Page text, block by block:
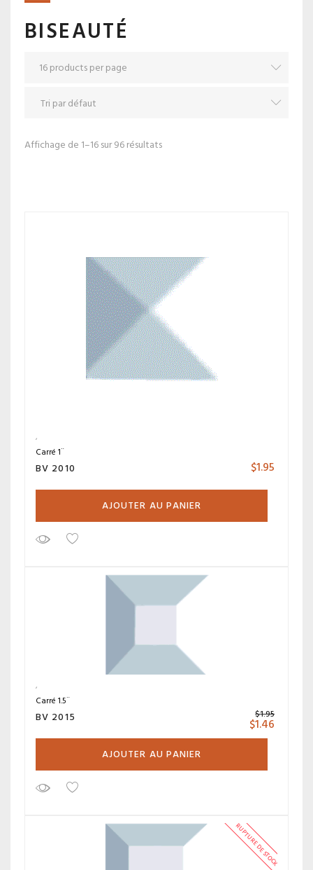
BISEAUTÉ
Affichage de 1–16 sur 96 résultats
Carré 1¨
BV 2010 $1.95
AJOUTER AU PANIER
Carré 1.5¨
BV 2015 $1.95
$1.46
AJOUTER AU PANIER
RUPTURE DE STOCK